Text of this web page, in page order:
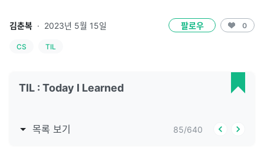
김춘복 · 2023년 5월 15일 팔로우 0
CS TIL
TIL : Today I Learned
목록 보기 85/640